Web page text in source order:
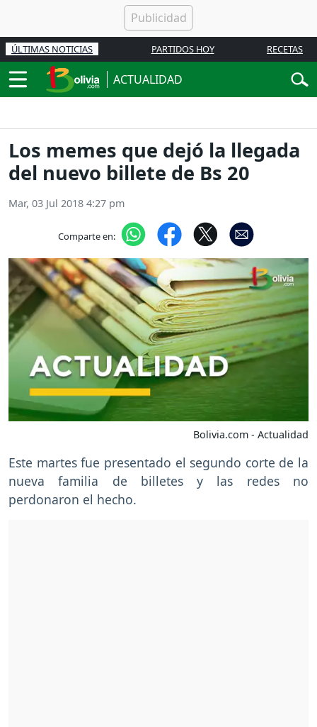
ÚLTIMAS NOTICIAS PARTIDOS HOY RECETAS
ACTUALIDAD
Los memes que dejó la llegada
del nuevo billete de Bs 20
Mar, 03 Jul 2018 4:27 pm
Comparte en:
Bolivia.com - Actualidad
Este martes fue presentado el segundo corte de la
nueva familia de billetes y las redes no
perdonaron el hecho.